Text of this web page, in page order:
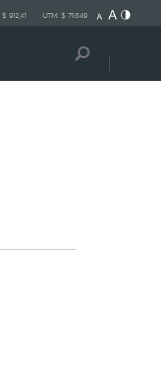
$ 912,41 UTM: $ 71.649